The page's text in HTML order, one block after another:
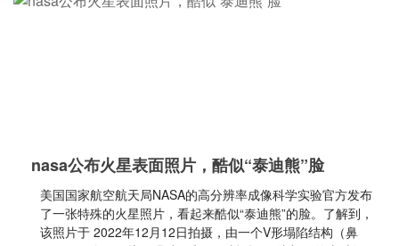
nasa公布火星表面照片，酷似“泰迪熊”脸
美国国家航空航天局NASA的高分辨率成像科学实验官方发布
了一张特殊的火星照片，看起来酷似“泰迪熊”的脸。了解到，
该照片于 2022年12月12日拍摄，由一个V形塌陷结构（鼻